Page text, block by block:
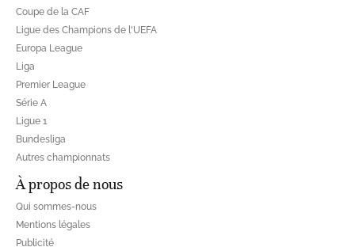
Coupe de la CAF
Ligue des Champions de l'UEFA
Europa League
Liga
Premier League
Série A
Ligue 1
Bundesliga
Autres championnats
À propos de nous
Qui sommes-nous
Mentions légales
Publicité